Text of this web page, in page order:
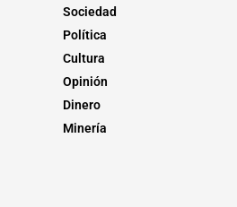
Sociedad
Política
Cultura
Opinión
Dinero
Minería